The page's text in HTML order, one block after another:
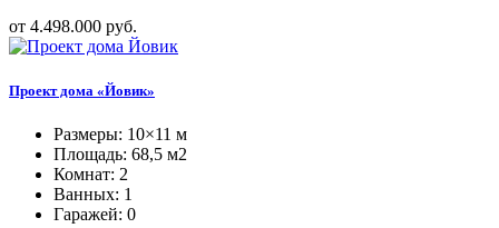
от 4.498.000 руб.
Проект дома «Йовик»
Размеры: 10×11 м
Площадь: 68,5 м2
Комнат: 2
Ванных: 1
Гаражей: 0